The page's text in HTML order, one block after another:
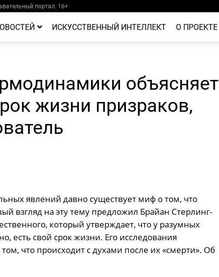
портал. 16+
ИСКУССТВЕННЫЙ ИНТЕЛЛЕКТ О ПРОЕКТЕ
объясняет
жизни призраков,
явлений давно существует миф о том, что
взгляд на эту тему предложил Брайан Стерлинг-
который утверждает, что у разумных
есть свой срок жизни. Его исследования
что происходит с духами после их «смерти». Об